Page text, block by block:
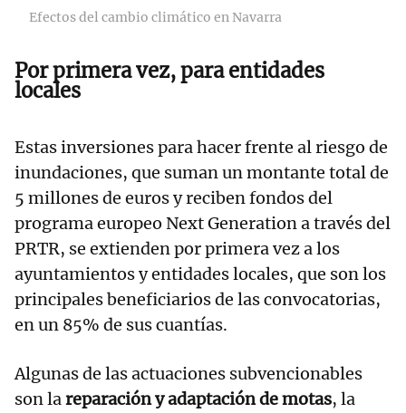
Efectos del cambio climático en Navarra
Por primera vez, para entidades
locales
Estas inversiones para hacer frente al riesgo de
inundaciones, que suman un montante total de
5 millones de euros y reciben fondos del
programa europeo Next Generation a través del
PRTR, se extienden por primera vez a los
ayuntamientos y entidades locales, que son los
principales beneficiarios de las convocatorias,
en un 85% de sus cuantías.
Algunas de las actuaciones subvencionables
son lareparación y adaptación de motas, la